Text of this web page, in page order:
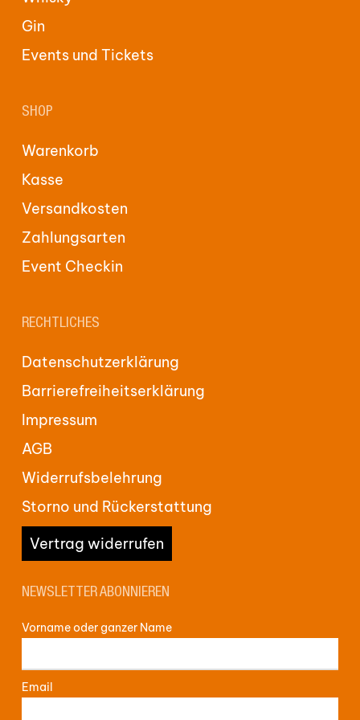
Gin
Events und Tickets
SHOP
Warenkorb
Kasse
Versandkosten
Zahlungsarten
Event Checkin
RECHTLICHES
Datenschutzerklärung
Barrierefreiheitserklärung
Impressum
AGB
Widerrufsbelehrung
Storno und Rückerstattung
Vertrag widerrufen
NEWSLETTER ABONNIEREN
Vorname oder ganzer Name
Email